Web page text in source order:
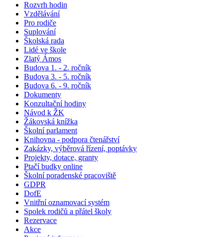
Rozvrh hodin
Vzdělávání
Pro rodiče
Suplování
Školská rada
Lidé ve škole
Zlatý Ámos
Budova 1. - 2. ročník
Budova 3. - 5. ročník
Budova 6. - 9. ročník
Dokumenty
Konzultační hodiny
Návod k ŽK
Žákovská knížka
Školní parlament
Knihovna - podpora čtenářství
Zakázky, výběrová řízení, poptávky
Projekty, dotace, granty
Ptačí budky online
Školní poradenské pracoviště
GDPR
DofE
Vnitřní oznamovací systém
Spolek rodičů a přátel školy
Rezervace
Akce